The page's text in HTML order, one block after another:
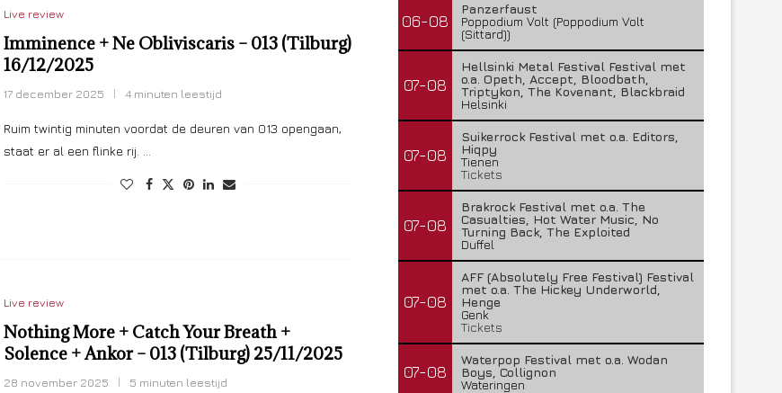
Live review
Imminence + Ne Obliviscaris – 013 (Tilburg)
16/12/2025
17 december 2025 4 minuten leestijd
Ruim twintig minuten voordat de deuren van 013 opengaan,
staat er al een flinke rij. …
Live review
Nothing More + Catch Your Breath +
Solence + Ankor – 013 (Tilburg) 25/11/2025
28 november 2025 5 minuten leestijd
06-08
Panzerfaust
Poppodium Volt (Poppodium Volt
(Sittard))
07-08
Hellsinki Metal Festival Festival met
o.a. Opeth, Accept, Bloodbath,
Triptykon, The Kovenant, Blackbraid
Helsinki
07-08
Suikerrock Festival met o.a. Editors,
Hiqpy
Tienen
Tickets
07-08
Brakrock Festival met o.a. The
Casualties, Hot Water Music, No
Turning Back, The Exploited
Duffel
07-08
AFF (Absolutely Free Festival) Festival
met o.a. The Hickey Underworld,
Henge
Genk
Tickets
07-08
Waterpop Festival met o.a. Wodan
Boys, Collignon
Wateringen